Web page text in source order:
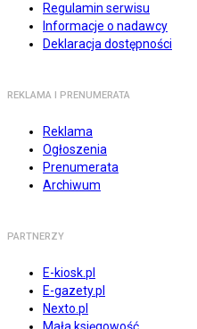
Regulamin serwisu
Informacje o nadawcy
Deklaracja dostępności
REKLAMA I PRENUMERATA
Reklama
Ogłoszenia
Prenumerata
Archiwum
PARTNERZY
E-kiosk.pl
E-gazety.pl
Nexto.pl